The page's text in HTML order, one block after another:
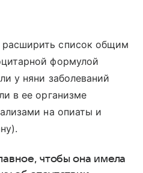
список общим
формулой
у няни заболеваний
в ее организме
на опиаты и
чтобы она имела